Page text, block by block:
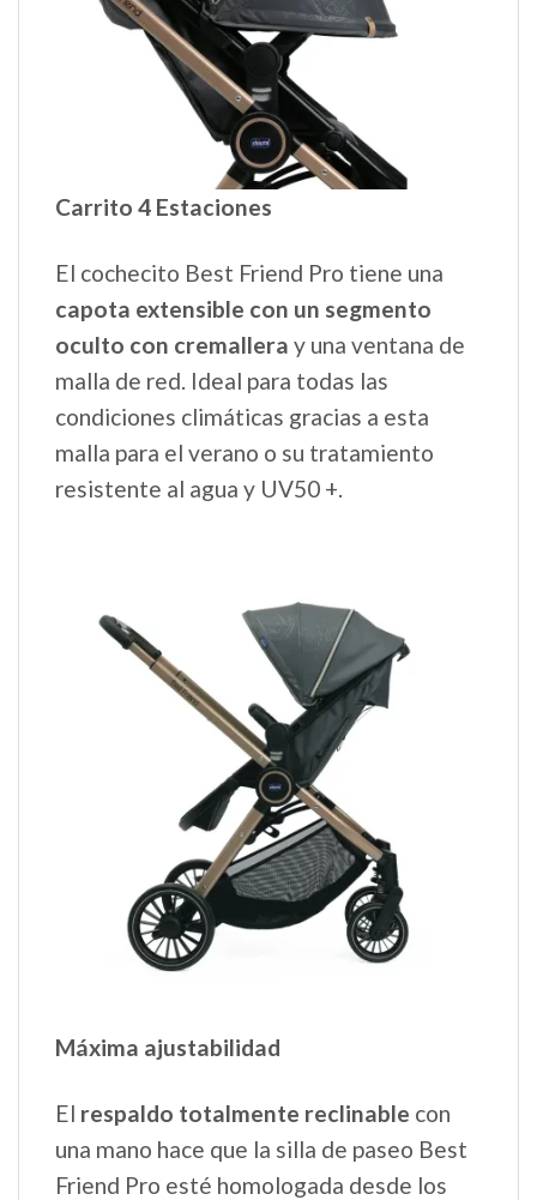
Carrito 4 Estaciones
El cochecito Best Friend Pro tiene una
capota extensible con un segmento
oculto con cremallera y una ventana de
malla de red. Ideal para todas las
condiciones climáticas gracias a esta
malla para el verano o su tratamiento
resistente al agua y UV50 +.
Máxima ajustabilidad
El respaldo totalmente reclinable con
una mano hace que la silla de paseo Best
Friend Pro esté homologada desde los